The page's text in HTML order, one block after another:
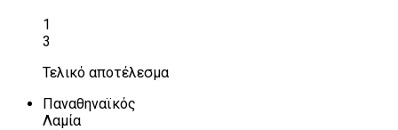
1
3
Τελικό αποτέλεσμα
Παναθηναϊκός
Λαμία